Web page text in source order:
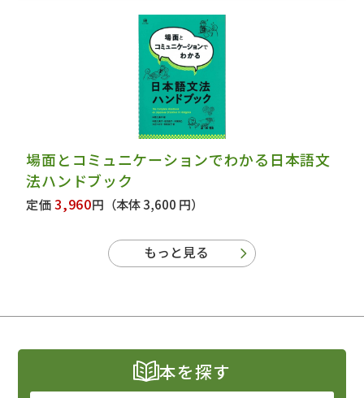
場面とコミュニケーションでわかる日本語文
法ハンドブック
定価3,960円 （本体 3,600 円）
もっと見る
本を探す